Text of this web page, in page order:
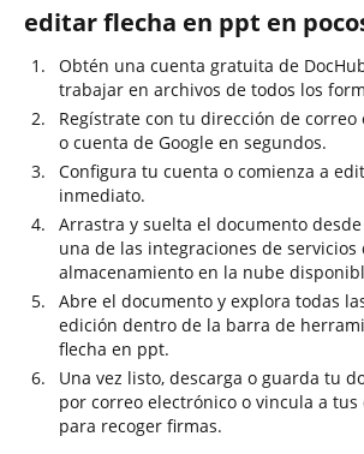
editar flecha en ppt en
Obtén una cuenta gratuita de
trabajar en archivos de todos los
Regístrate con tu dirección de correo
o cuenta de Google en segundos.
Configura tu cuenta o comienza a
inmediato.
Arrastra y suelta el documento
una de las integraciones de servicios
almacenamiento en la nube
Abre el documento y explora todas
edición dentro de la barra de
flecha en ppt.
Una vez listo, descarga o guarda tu
por correo electrónico o vincula a
para recoger firmas.